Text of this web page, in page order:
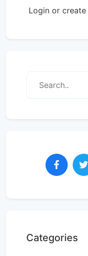
Login or
Categories